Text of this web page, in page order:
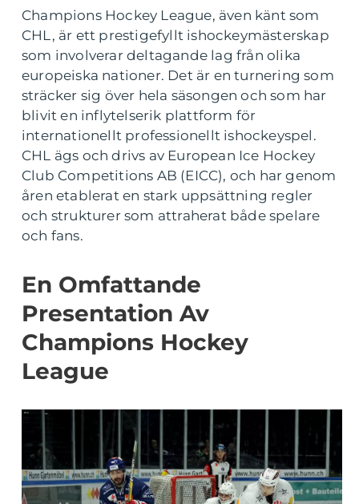
Champions Hockey League, även känt som
CHL, är ett prestigefyllt ishockeymästerskap
som involverar deltagande lag från olika
europeiska nationer. Det är en turnering som
sträcker sig över hela säsongen och som har
blivit en inflytelserik plattform för
internationellt professionellt ishockeyspel.
CHL ägs och drivs av European Ice Hockey
Club Competitions AB (EICC), och har genom
åren etablerat en stark uppsättning regler
och strukturer som attraherat både spelare
och fans.
En Omfattande
Presentation Av
Champions Hockey
League